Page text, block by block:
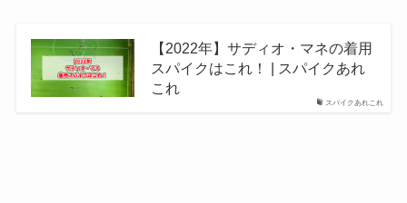
スパイクあれこれ
【2022年】サディオ・マネの着用
スパイクはこれ！ | スパイクあれ
これ